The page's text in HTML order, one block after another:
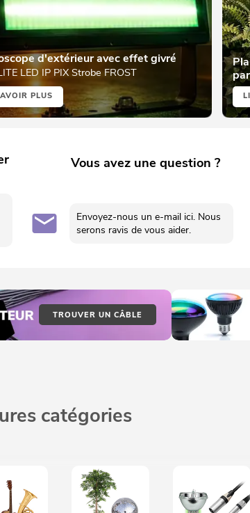
d'extérieur avec effet givré
LED IP PIX Strobe FROST
PLUS
Vous avez une question ?
Envoyez-nous un e-mail ici. Nous
serons ravis de vous aider.
TROUVER UN CÂBLE
catégories